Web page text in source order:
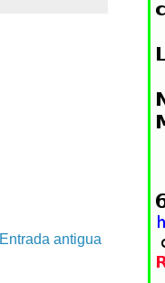
Entrada antigua